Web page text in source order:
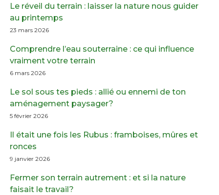
Le réveil du terrain : laisser la nature nous guider
au printemps
23 mars 2026
Comprendre l’eau souterraine : ce qui influence
vraiment votre terrain
6 mars 2026
Le sol sous tes pieds : allié ou ennemi de ton
aménagement paysager?
5 février 2026
Il était une fois les Rubus : framboises, mûres et
ronces
9 janvier 2026
Fermer son terrain autrement : et si la nature
faisait le travail?